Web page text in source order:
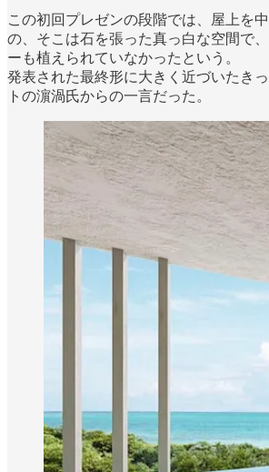
この初回プレゼンの段階では、屋上を
の、そこは石を張った真っ白な空間で
ーも植えられていなかったという。
発表された最終形に大きく近づいたき
トの濵渦氏からの一言だった。